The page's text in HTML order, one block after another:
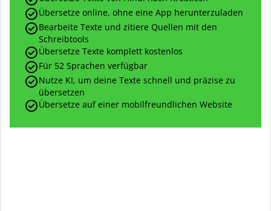
Übersetze online, ohne eine App herunterzuladen
Bearbeite Texte und zitiere Quellen mit den
Schreibtools
Übersetze Texte komplett kostenlos
Für 52 Sprachen verfügbar
Nutze KI, um deine Texte schnell und präzise zu
übersetzen
Übersetze auf einer mobilfreundlichen Website